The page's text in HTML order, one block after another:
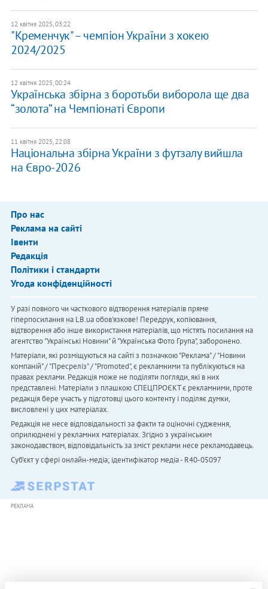
12 квітня 2025, 03:22
"Кременчук" – чемпіон України з хокею
2024/2025
12 квітня 2025, 00:24
Українська збірна з боротьби виборола ще два
“золота” на Чемпіонаті Європи
11 квітня 2025, 22:08
Національна збірна України з футзалу вийшла
на Євро-2026
Про нас
Реклама на сайті
Івенти
Редакція
Політики і стандарти
Угода конфіденційності
У разі повного чи часткового відтворення матеріалів пряме
гіперпосилання на LB.ua обов'язкове! Передрук, копіювання,
відтворення або інше використання матеріалів, що містять посилання на
агентство "Українськi Новини" й "Українська Фото Група", заборонено.
Матеріали, які розміщуються на сайті з позначкою "Реклама" / "Новини
компаній" / "Пресреліз" / "Promoted", є рекламними та публікуються на
правах реклами. Редакція може не поділяти погляди, які в них
представлені. Матеріали з плашкою СПЕЦПРОЄКТ є рекламними, проте
редакція бере участь у підготовці цього контенту і поділяє думки,
висловлені у цих матеріалах.
Редакція не несе відповідальності за факти та оціночні судження,
оприлюднені у рекламних матеріалах. Згідно з українським
законодавством, відповідальність за зміст реклами несе рекламодавець.
Cуб'єкт у сфері онлайн-медіа; ідентифікатор медіа - R40-05097
РЕКЛАМА